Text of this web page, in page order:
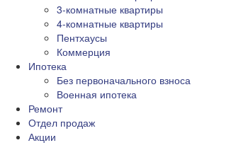
3-комнатные квартиры
4-комнатные квартиры
Пентхаусы
Коммерция
Ипотека
Без первоначального взноса
Военная ипотека
Ремонт
Отдел продаж
Акции